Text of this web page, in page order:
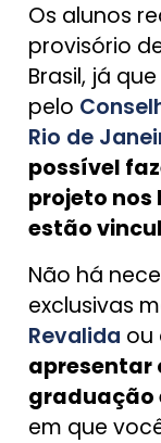
Os alunos
provisório
Brasil, já
pelo
Rio de
possível
projeto nos
estão
Não há
exclusivas
Revalida ou
apresentar
graduação
em que